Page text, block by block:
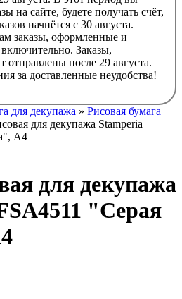
на сайте, будете получать счёт,
начнётся с 30 августа.
заказы, оформленные и
Заказы,
отправлены после 29 августа.
за доставленные неудобства!
для декупажа » Рисовая бумага
для декупажа Stamperia
А4
для декупажа
"Серая